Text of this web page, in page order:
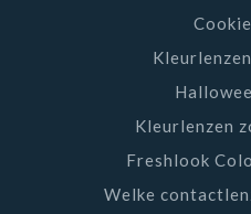
Kleurlenzen
Freshlook
Welke